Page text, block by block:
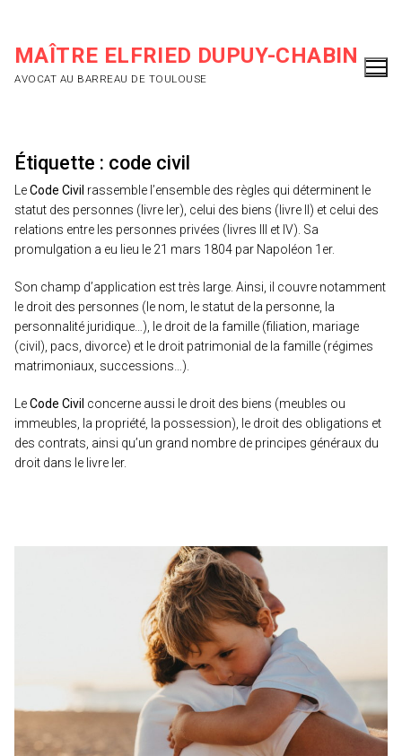
contenu
MAÎTRE ELFRIED DUPUY-CHABIN
AVOCAT AU BARREAU DE TOULOUSE
Étiquette : code civil
LeCode Civil rassemble l’ensemble des règles qui déterminent le
statut des personnes (livre Ier), celui des biens (livre II) et celui des
relations entre les personnes privées (livres III et IV). Sa
promulgation a eu lieu le 21 mars 1804 par Napoléon 1er.
Son champ d’application est très large. Ainsi, il couvre notamment
le droit des personnes (le nom, le statut de la personne, la
personnalité juridique…), le droit de la famille (filiation, mariage
(civil), pacs, divorce) et le droit patrimonial de la famille (régimes
matrimoniaux, successions…).
LeCode Civil concerne aussi le droit des biens (meubles ou
immeubles, la propriété, la possession), le droit des obligations et
des contrats, ainsi qu’un grand nombre de principes généraux du
droit dans le livre Ier.